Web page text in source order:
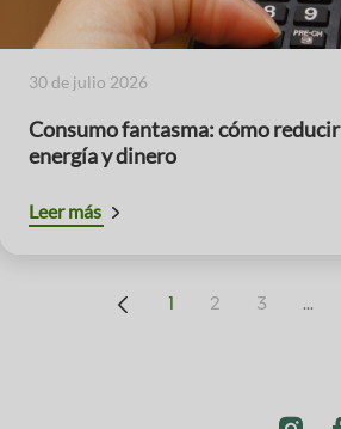
30 de julio 2026
Consumo fantasma: cómo
energía y dinero
Leer más
1 2 3 ...